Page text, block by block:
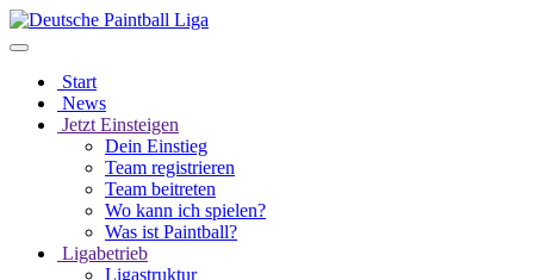
Start
News
Jetzt Einsteigen
Dein Einstieg
Team registrieren
Team beitreten
Wo kann ich spielen?
Was ist Paintball?
Ligabetrieb
Ligastruktur